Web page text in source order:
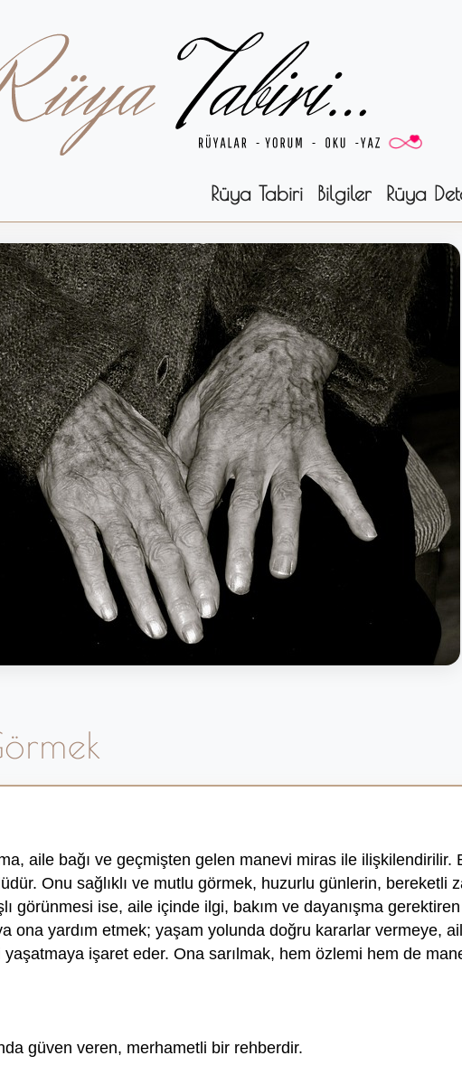
Rüya Tabiri Bilgiler Rüya
aile bağı ve geçmişten gelen manevi miras ile ilişkilendirilir.
Onu sağlıklı ve mutlu görmek, huzurlu günlerin, bereketli
görünmesi ise, aile içinde ilgi, bakım ve dayanışma
ona yardım etmek; yaşam yolunda doğru kararlar vermeye,
işaret eder. Ona sarılmak, hem özlemi hem de
güven veren, merhametli bir rehberdir.